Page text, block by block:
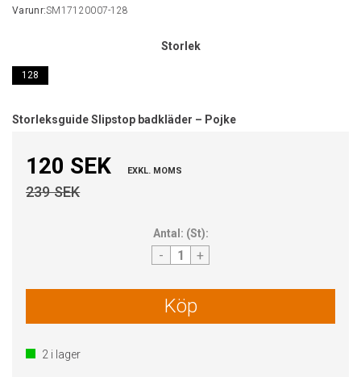
Varunr:SM17120007-128
Storlek
128
Storleksguide Slipstop badkläder – Pojke
120 SEK EXKL. MOMS
239 SEK
Antal: (St):
- +
Köp
2 i lager